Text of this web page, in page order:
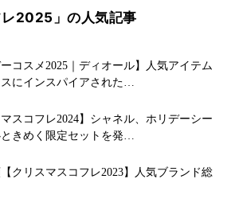
レ2025」の人気記事
ーコスメ2025｜ディオール】人気アイテム
にインスパイアされた…
マスコフレ2024】シャネル、ホリデーシー
きめく限定セットを発…
クリスマスコフレ2023】人気ブランド総